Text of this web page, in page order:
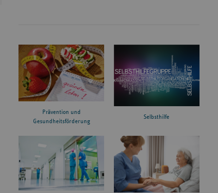
Prävention und
Gesundheitsförderung
Selbsthilfe